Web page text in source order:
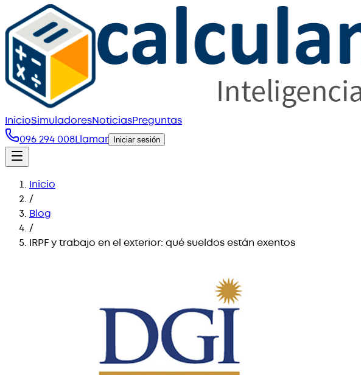
InicioSimuladoresNoticiasPreguntas
096 294 008Llamar Iniciar sesión
Inicio
/
Blog
/
IRPF y trabajo en el exterior: qué sueldos están exentos